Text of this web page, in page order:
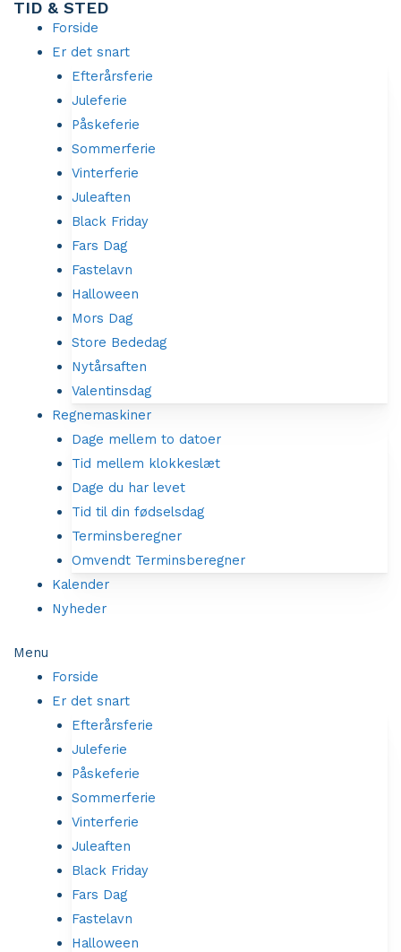
indholdet
TID & STED
Forside
Er det snart
Efterårsferie
Juleferie
Påskeferie
Sommerferie
Vinterferie
Juleaften
Black Friday
Fars Dag
Fastelavn
Halloween
Mors Dag
Store Bededag
Nytårsaften
Valentinsdag
Regnemaskiner
Dage mellem to datoer
Tid mellem klokkeslæt
Dage du har levet
Tid til din fødselsdag
Terminsberegner
Omvendt Terminsberegner
Kalender
Nyheder
Menu
Forside
Er det snart
Efterårsferie
Juleferie
Påskeferie
Sommerferie
Vinterferie
Juleaften
Black Friday
Fars Dag
Fastelavn
Halloween